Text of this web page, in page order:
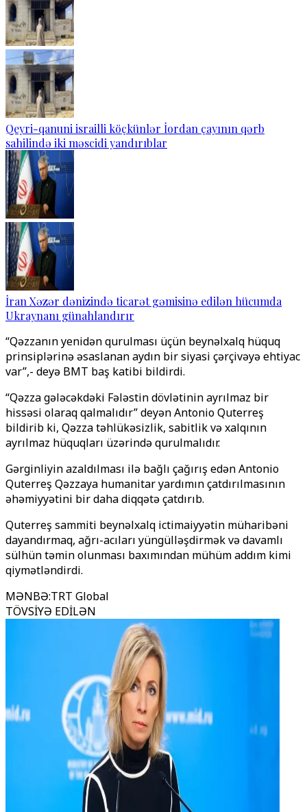
Qeyri-qanuni israilli köçkünlər İordan çayının qərb
sahilində iki məscidi yandırıblar
İran Xəzər dənizində ticarət gəmisinə edilən hücumda
Ukraynanı günahlandırır
“Qəzzanın yenidən qurulması üçün beynəlxalq hüquq
prinsiplərinə əsaslanan aydın bir siyasi çərçivəyə ehtiyac
var”,- deyə BMT baş katibi bildirdi.
“Qəzza gələcəkdəki Fələstin dövlətinin ayrılmaz bir
hissəsi olaraq qalmalıdır” deyən Antonio Quterreş
bildirib ki, Qəzza təhlükəsizlik, sabitlik və xalqının
ayrılmaz hüquqları üzərində qurulmalıdır.
Gərginliyin azaldılması ilə bağlı çağırış edən Antonio
Quterreş Qəzzaya humanitar yardımın çatdırılmasının
əhəmiyyətini bir daha diqqətə çatdırıb.
Quterreş sammiti beynəlxalq ictimaiyyətin müharibəni
dayandırmaq, ağrı-acıları yüngülləşdirmək və davamlı
sülhün təmin olunması baxımından mühüm addım kimi
qiymətləndirdi.
MƏNBƏ:TRT Global
TÖVSİYƏ EDİLƏN